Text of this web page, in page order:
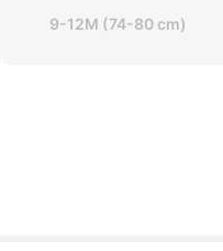
9-12M (74-80 cm)